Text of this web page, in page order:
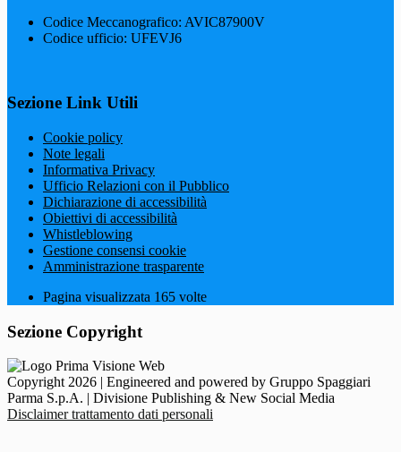
Codice Meccanografico: AVIC87900V
Codice ufficio: UFEVJ6
Sezione Link Utili
Cookie policy
Note legali
Informativa Privacy
Ufficio Relazioni con il Pubblico
Dichiarazione di accessibilità
Obiettivi di accessibilità
Whistleblowing
Gestione consensi cookie
Amministrazione trasparente
Pagina visualizzata 165 volte
Sezione Copyright
Copyright 2026 | Engineered and powered by Gruppo Spaggiari
Parma S.p.A. | Divisione Publishing & New Social Media
Disclaimer trattamento dati personali